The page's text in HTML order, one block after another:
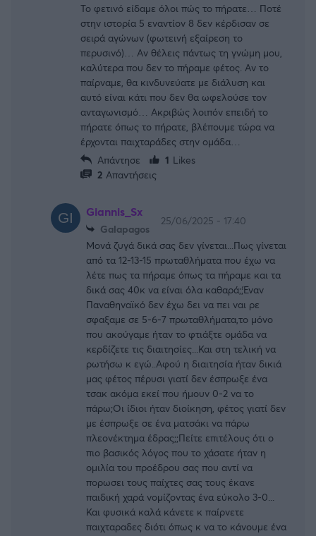
Το φετινό είδαμε όλοι πώς το πήρατε… Ποτέ
στην ιστορία 5 εναντίον 8 δεν κέρδισαν σε
σειρά αγώνων (φωτεινή εξαίρεση το
περυσινό)… Αν θέλεις πάντως τη γνώμη μου,
καλύτερα που δεν το πήραμε φέτος. Αν το
παίρναμε, θα κινδυνεύατε με διάλυση και
αυτό είναι κάτι που δεν θα ωφελούσε τον
ανταγωνισμό… Ακριβώς λοιπόν επειδή το
πήρατε όπως το πήρατε, βλέπουμε τώρα να
έρχονται παιχταράδες στην ομάδα…
Απάντησε
1 Likes
2 Απαντήσεις
Giannis_Sx
Galapagos
25/06/2025 - 17:40
Μονά ζυγά δικά σας δεν γίνεται...Πως γίνεται
από τα 12-13-15 πρωταθλήματα που έχω να
λέτε πως τα πήραμε όπως τα πήραμε και τα
δικά σας 40κ να είναι όλα καθαρά;;Έναν
Παναθηναϊκό δεν έχω δει να πει ναι ρε
σφαξαμε σε 5-6-7 πρωταθλήματα,το μόνο
που ακούγαμε ήταν το φτιάξτε ομάδα να
κερδίζετε τις διαιτησίες...Και στη τελική να
ρωτήσω κ εγώ..Αφού η διαιτησία ήταν δικιά
μας φέτος πέρυσι γιατί δεν έσπρωξε ένα
τσακ ακόμα εκεί που ήμουν 0-2 να το
πάρω;Οι ίδιοι ήταν διοίκηση, φέτος γιατί δεν
με έσπρωξε σε ένα ματσάκι να πάρω
πλεονέκτημα έδρας;;Πείτε επιτέλους ότι ο
πιο βασικός λόγος που το χάσατε ήταν η
ομιλία του προέδρου σας που αντί να
πορωσει τους παίχτες σας τους έκανε
παιδική χαρά νομίζοντας ένα εύκολο 3-0...
Και φυσικά καλά κάνετε κ παίρνετε
παιχταραδες διότι όπως κ να το κάνουμε ένα